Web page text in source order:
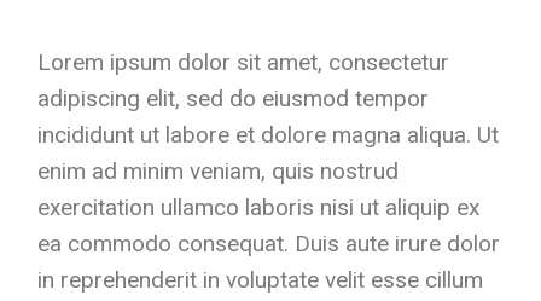
Lorem ipsum dolor sit amet, consectetur
adipiscing elit, sed do eiusmod tempor
incididunt ut labore et dolore magna aliqua. Ut
enim ad minim veniam, quis nostrud
exercitation ullamco laboris nisi ut aliquip ex
ea commodo consequat. Duis aute irure dolor
in reprehenderit in voluptate velit esse cillum